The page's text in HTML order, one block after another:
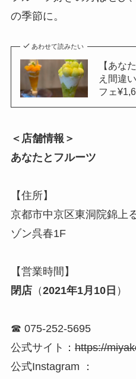
の季節に。
あわせて読みたい
【あな
え間違
フェ
＜店舗情報＞
あなたとフルーツ
【住所】
京都市中京区東洞院錦上
ゾン呉春1F
【営業時間】
閉店（2021年1月10日 ）
☎ 075-252-5695
公式サイト： https://
公式Instagram ：